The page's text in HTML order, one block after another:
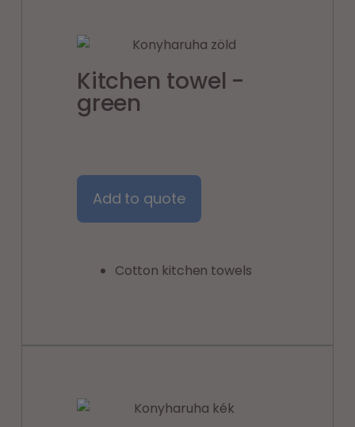
Kitchen towel -
green
Add to quote
Cotton kitchen towels